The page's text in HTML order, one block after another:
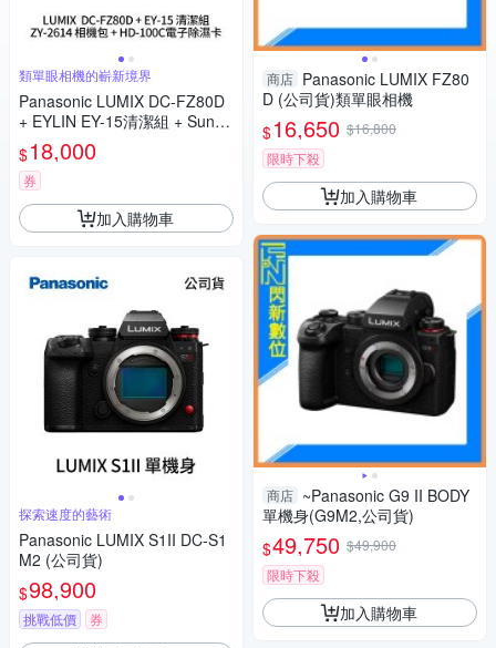
類單眼相機的嶄新境界
Panasonic LUMIX DC-FZ80D
+ EYLIN EY-15清潔組 + SunLi
ght ZY-2614相機包 + EirMai 銳
瑪 HD-100C電子除濕卡 FZ80
D (公司貨)
$18,000
券
加入購物車
探索速度的藝術
Panasonic LUMIX S1II DC-S1
M2 (公司貨)
$98,900
挑戰低價 券
商店 Panasonic LUMIX FZ80
D (公司貨)類單眼相機
$16,650 $16,800
限時下殺
加入購物車
商店 ~Panasonic G9 II BODY
單機身(G9M2,公司貨)
$49,750 $49,900
限時下殺
加入購物車